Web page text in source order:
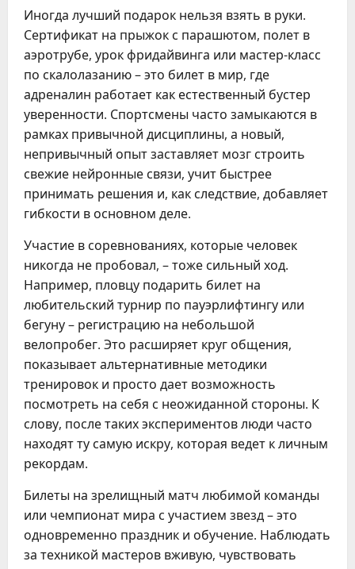
Иногда лучший подарок нельзя взять в руки.
Сертификат на прыжок с парашютом, полет в
аэротрубе, урок фридайвинга или мастер-класс
по скалолазанию – это билет в мир, где
адреналин работает как естественный бустер
уверенности. Спортсмены часто замыкаются в
рамках привычной дисциплины, а новый,
непривычный опыт заставляет мозг строить
свежие нейронные связи, учит быстрее
принимать решения и, как следствие, добавляет
гибкости в основном деле.
Участие в соревнованиях, которые человек
никогда не пробовал, – тоже сильный ход.
Например, пловцу подарить билет на
любительский турнир по пауэрлифтингу или
бегуну – регистрацию на небольшой
велопробег. Это расширяет круг общения,
показывает альтернативные методики
тренировок и просто дает возможность
посмотреть на себя с неожиданной стороны. К
слову, после таких экспериментов люди часто
находят ту самую искру, которая ведет к личным
рекордам.
Билеты на зрелищный матч любимой команды
или чемпионат мира с участием звезд – это
одновременно праздник и обучение. Наблюдать
за техникой мастеров вживую, чувствовать